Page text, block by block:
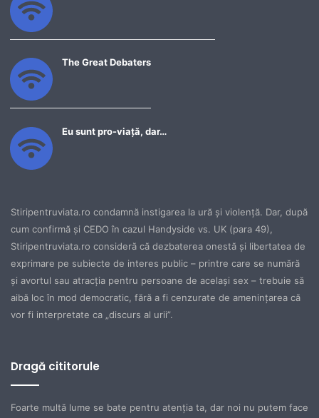
The Great Debaters
Eu sunt pro-viață, dar…
Stiripentruviata.ro condamnă instigarea la ură şi violenţă. Dar, după
cum confirmă şi CEDO în cazul Handyside vs. UK (para 49),
Stiripentruviata.ro consideră că dezbaterea onestă şi libertatea de
exprimare pe subiecte de interes public – printre care se numără
şi avortul sau atracţia pentru persoane de acelaşi sex – trebuie să
aibă loc în mod democratic, fără a fi cenzurate de ameninţarea că
vor fi interpretate ca „discurs al urii”.
Dragă cititorule
Foarte multă lume se bate pentru atenţia ta, dar noi nu putem face